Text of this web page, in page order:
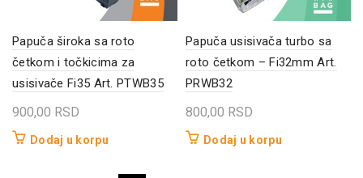
Papuča široka sa roto
četkom i točkicima za
usisivače Fi35 Art. PTWB35
900,00 RSD
Dodaj u korpu
Papuča usisivača turbo sa
roto četkom – Fi32mm Art.
PRWB32
800,00 RSD
Dodaj u korpu